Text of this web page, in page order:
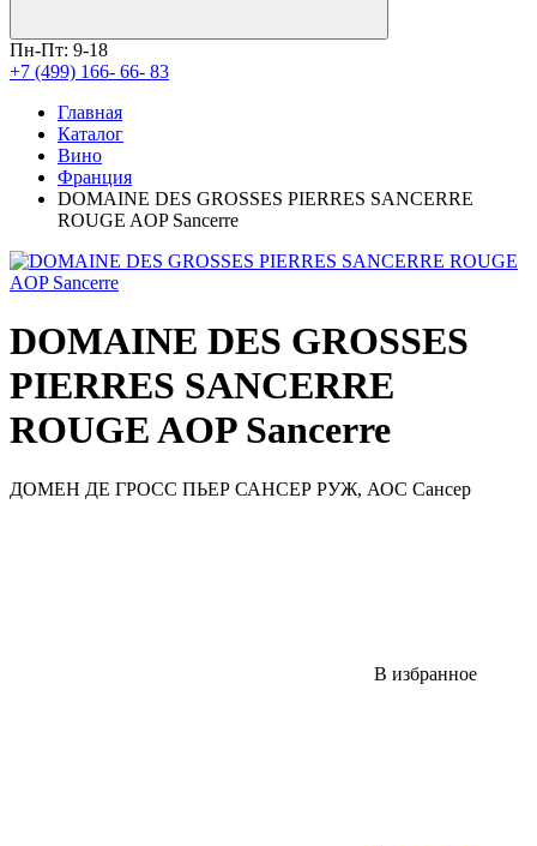
Пн-Пт: 9-18
+7 (499) 166- 66- 83
Главная
Каталог
Вино
Франция
DOMAINE DES GROSSES PIERRES SANCERRE
ROUGE AOP Sancerre
DOMAINE DES GROSSES
PIERRES SANCERRE
ROUGE AOP Sancerre
ДОМЕН ДЕ ГРОСС ПЬЕР САНСЕР РУЖ, АОС Сансер
В избранное